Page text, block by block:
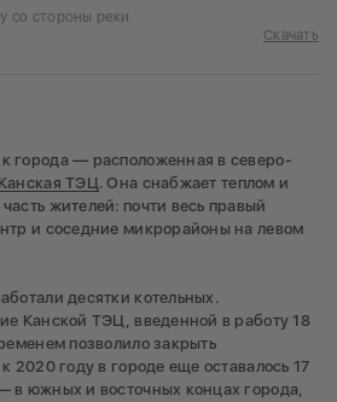
со стороны реки
Скачать
города — расположенная в северо-
Канская ТЭЦ. Она снабжает теплом и
жителей: почти весь правый
и соседние микрорайоны на левом
десятки котельных.
Канской ТЭЦ, введенной в работу 18
позволило закрыть
2020 году в городе еще оставалось 17
в южных и восточных концах города,